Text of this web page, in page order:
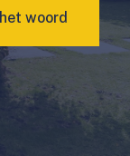
het woord